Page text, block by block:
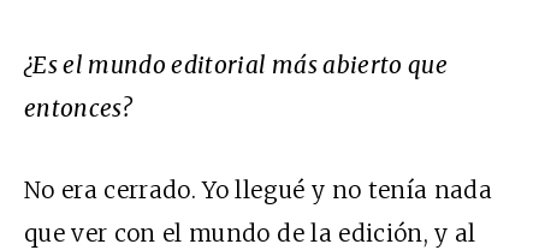
¿Es el mundo editorial más abierto que
entonces?
No era cerrado. Yo llegué y no tenía nada
que ver con el mundo de la edición, y al